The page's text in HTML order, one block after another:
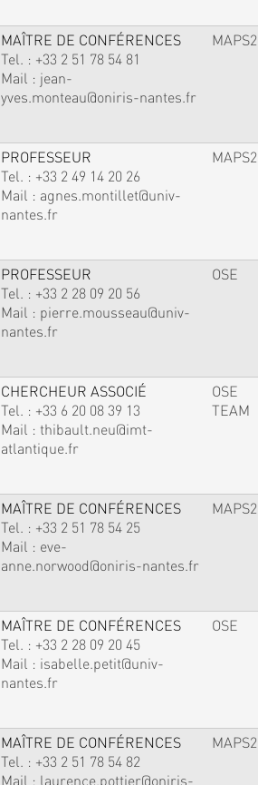
MAÎTRE DE CONFÉRENCES
Tel. : +33 2 51 78 54 81
Mail : jean-
yves.monteau@oniris-nantes.fr
MAPS2
PROFESSEUR
Tel. : +33 2 49 14 20 26
Mail : agnes.montillet@univ-
nantes.fr
MAPS2
PROFESSEUR
Tel. : +33 2 28 09 20 56
Mail : pierre.mousseau@univ-
nantes.fr
OSE
CHERCHEUR ASSOCIÉ
Tel. : +33 6 20 08 39 13
Mail : thibault.neu@imt-
atlantique.fr
OSE
TEAM
MAÎTRE DE CONFÉRENCES
Tel. : +33 2 51 78 54 25
Mail : eve-
anne.norwood@oniris-nantes.fr
MAPS2
MAÎTRE DE CONFÉRENCES
Tel. : +33 2 28 09 20 45
Mail : isabelle.petit@univ-
nantes.fr
OSE
MAÎTRE DE CONFÉRENCES
Tel. : +33 2 51 78 54 82
Mail : laurence.pottier@oniris-
MAPS2